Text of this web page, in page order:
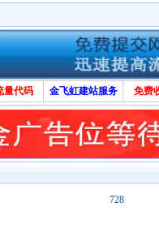
量代码 金飞虹建站服务 免费
728